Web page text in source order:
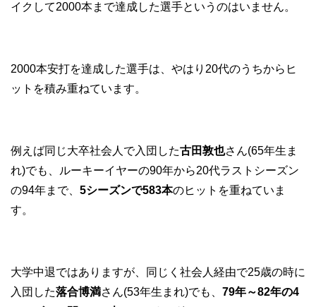
イクして2000本まで達成した選手というのはいません。
2000本安打を達成した選手は、やはり20代のうちからヒ
ットを積み重ねています。
例えば同じ大卒社会人で入団した古田敦也さん(65年生ま
れ)でも、ルーキーイヤーの90年から20代ラストシーズン
の94年まで、 5シーズンで583本のヒットを重ねていま
す。
大学中退ではありますが、同じく社会人経由で25歳の時に
入団した落合博満さん(53年生まれ)でも、 79年～82年の4